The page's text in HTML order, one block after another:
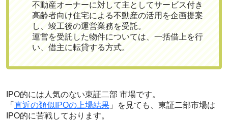
不動産オーナーに対して主としてサービス付き
高齢者向け住宅による不動産の活用を企画提案
し、竣工後の運営業務を受託。
運営を受託した物件については、一括借上を行
い、借主に転貸する方式。
IPO的には人気のない東証二部 市場です。
「 直近の類似IPOの上場結果 」を見ても、東証二部市場は
IPO的に苦戦しております。